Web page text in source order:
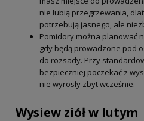
nie lubią przegrzewania,
potrzebują jasnego, ale
Pomidory można planować
gdy będą prowadzone pod
do rozsady. Przy
bezpieczniej poczekać z
nie wyrosły zbyt wcześnie.
Wysiew ziół w lutym